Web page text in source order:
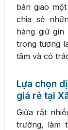
bàn giao
chia sẻ
hàng giữ
trong tương
tâm và có
Lựa chọn
giá rẻ tại
Giữa rất
trường, làm